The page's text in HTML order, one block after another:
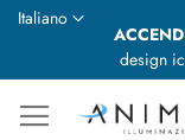
design
Lingua
Italiano